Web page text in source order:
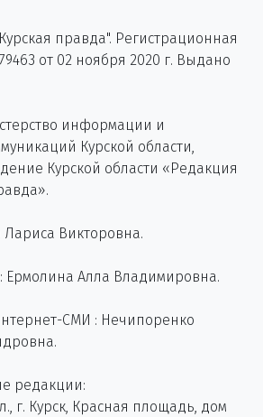
правда". Регистрационная
от 02 ноября 2020 г. Выдано
информации и
Курской области,
Курской области «Редакция
Лариса Викторовна.
Ермолина Алла Владимировна.
СМИ : Нечипоренко
редакции:
г. Курск, Красная площадь, дом